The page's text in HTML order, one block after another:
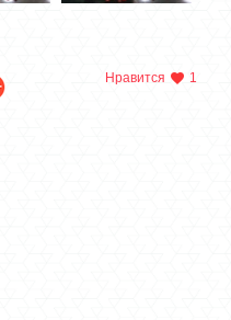
Нравится 1